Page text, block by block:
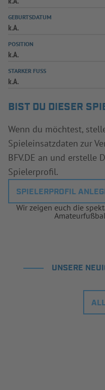
GEBURTSDATUM
k.A.
POSITION
k.A.
STARKER FUSS
k.A.
BIST DU DIESER
Wenn du möchtest,
Spieleinsatzdaten zur
BFV.DE an und erstelle
Spielerprofil.
SPIELERPROFIL
Wir zeigen euch die
UNSERE